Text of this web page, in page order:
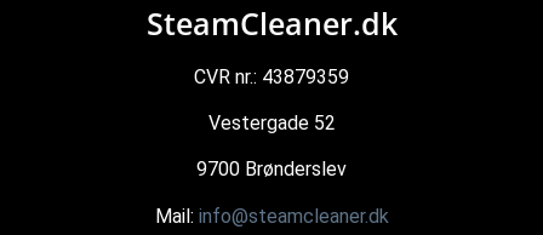
SteamCleaner.dk
CVR nr.: 43879359
Vestergade 52
9700 Brønderslev
Mail: info@steamcleaner.dk